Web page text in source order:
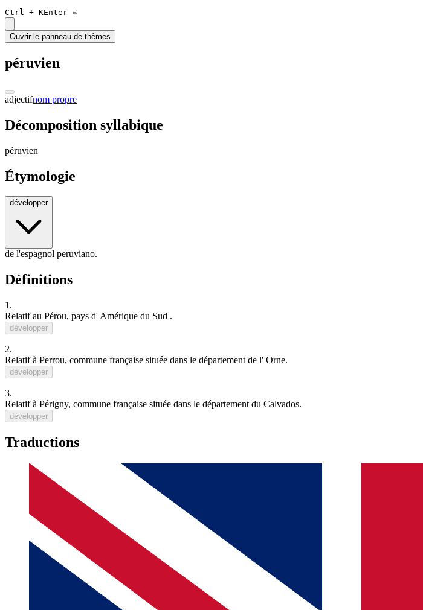
Ctrl + KEnter ⏎
Ouvrir le panneau de thèmes
péruvien
adjectifnom propre
Décomposition syllabique
péruvien
Étymologie
développer
de l'espagnol peruviano.
Définitions
1.
Relatif au Pérou, pays d' Amérique du Sud .
développer
2.
Relatif à Perrou, commune française située dans le département de l' Orne.
développer
3.
Relatif à Périgny, commune française située dans le département du Calvados.
développer
Traductions